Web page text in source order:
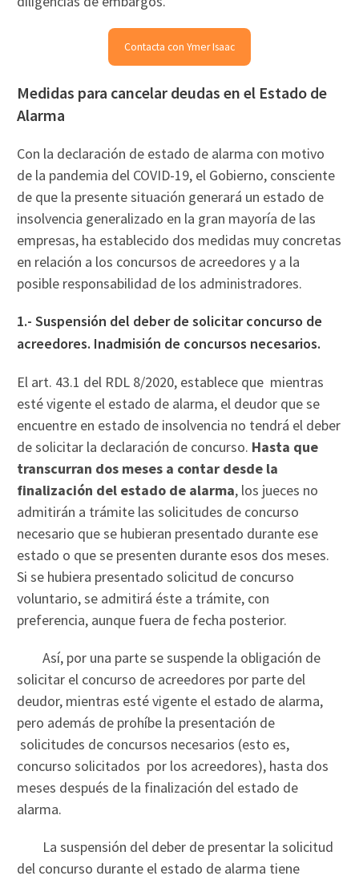
Contacta con Ymer Isaac
Medidas para cancelar deudas en el Estado de
Alarma
Con la declaración de estado de alarma con motivo
de la pandemia del COVID-19, el Gobierno, consciente
de que la presente situación generará un estado de
insolvencia generalizado en la gran mayoría de las
empresas, ha establecido dos medidas muy concretas
en relación a los concursos de acreedores y a la
posible responsabilidad de los administradores.
1.- Suspensión del deber de solicitar concurso de
acreedores. Inadmisión de concursos necesarios.
El art. 43.1 del RDL 8/2020, establece que mientras
esté vigente el estado de alarma, el deudor que se
encuentre en estado de insolvencia no tendrá el deber
de solicitar la declaración de concurso. Hasta que
transcurran dos meses a contar desde la
finalización del estado de alarma, los jueces no
admitirán a trámite las solicitudes de concurso
necesario que se hubieran presentado durante ese
estado o que se presenten durante esos dos meses.
Si se hubiera presentado solicitud de concurso
voluntario, se admitirá éste a trámite, con
preferencia, aunque fuera de fecha posterior.
Así, por una parte se suspende la obligación de
solicitar el concurso de acreedores por parte del
deudor, mientras esté vigente el estado de alarma,
pero además de prohíbe la presentación de
solicitudes de concursos necesarios (esto es,
concurso solicitados por los acreedores), hasta dos
meses después de la finalización del estado de
alarma.
La suspensión del deber de presentar la solicitud
del concurso durante el estado de alarma tiene